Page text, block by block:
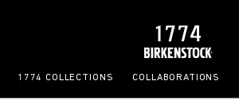
1774 COLLECTIONS COLLABORATIONS